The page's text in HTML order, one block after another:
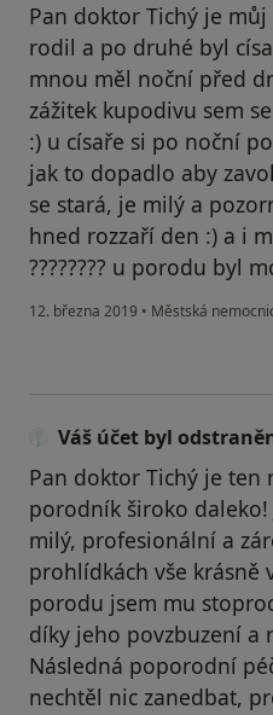
Pan doktor Tichý je
rodil a po druhé byl
mnou měl noční před
zážitek kupodivu sem
:) u císaře si po noční
jak to dopadlo aby
se stará, je milý a
hned rozzaří den :) a i
???????? u porodu byl
12. března 2019 • Městská
Váš účet byl
Pan doktor Tichý je ten
porodník široko
milý, profesionální a
prohlídkách vše krásně
porodu jsem mu
díky jeho povzbuzení a
Následná poporodní
nechtěl nic zanedbat,